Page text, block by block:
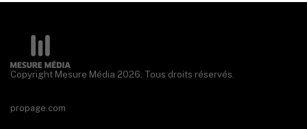
Copyright Mesure Média 2026. Tous droits réservés.
propage.com